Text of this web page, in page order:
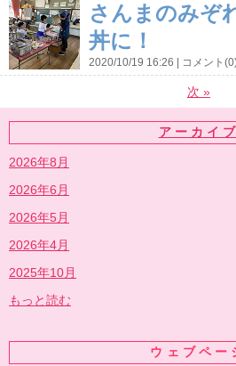
さんまのみぞ
丼に！
2020/10/19 16:26 コメント
次 »
アーカイブ
2026年8月
2026年6月
2026年5月
2026年4月
2025年10月
もっと読む
ウェブペー